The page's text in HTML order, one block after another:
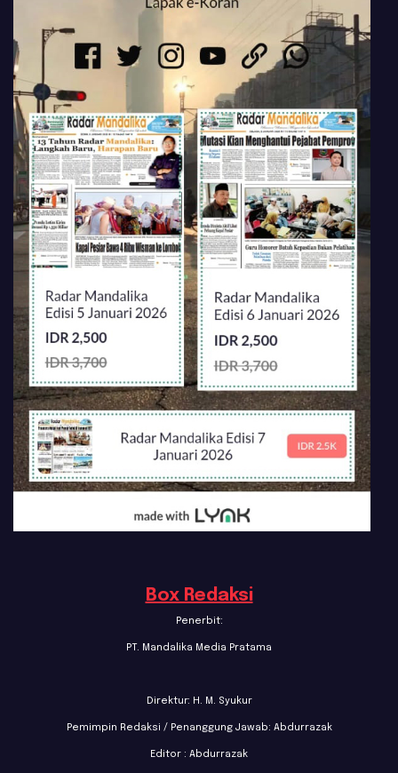
Box Redaksi
Penerbit:
PT. Mandalika Media Pratama
Direktur: H. M. Syukur
Pemimpin Redaksi / Penanggung Jawab: Abdurrazak
Editor : Abdurrazak